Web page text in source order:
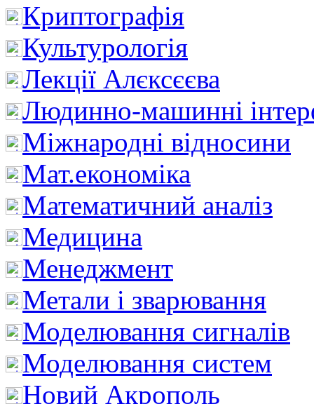
Криптографія
Культурологія
Лекції Алєксєєва
Людинно-машинні
Міжнародні відносини
Мат.економіка
Математичний аналіз
Медицина
Менеджмент
Метали і зварювання
Моделювання сигналів
Моделювання систем
Новий Акрополь